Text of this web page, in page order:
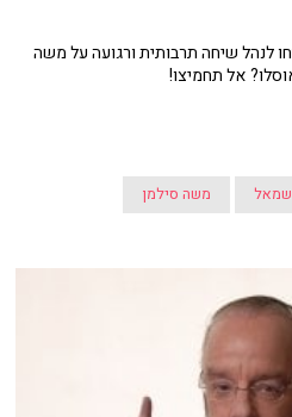
לנהל שיחה תרבותית ורגועה על משה
אל תחמיצו!
שמאל משה סילמן